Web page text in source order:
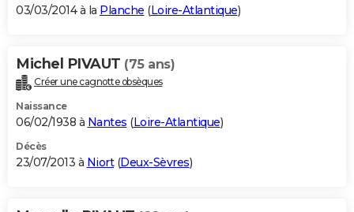
03/03/2014 à la Planche (Loire-Atlantique)
Michel PIVAUT (75 ans)
Créer une cagnotte obsèques
Naissance
06/02/1938 à Nantes (Loire-Atlantique)
Décès
23/07/2013 à Niort(Deux-Sèvres)